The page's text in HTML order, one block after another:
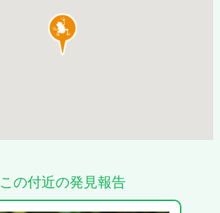
この付近の発見報告